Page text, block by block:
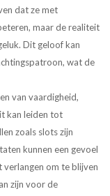
dat ze met
maar de realiteit
Dit geloof kan
wat de
van vaardigheid,
kan leiden tot
zoals slots zijn
kunnen een gevoel
om te blijven
zijn voor de